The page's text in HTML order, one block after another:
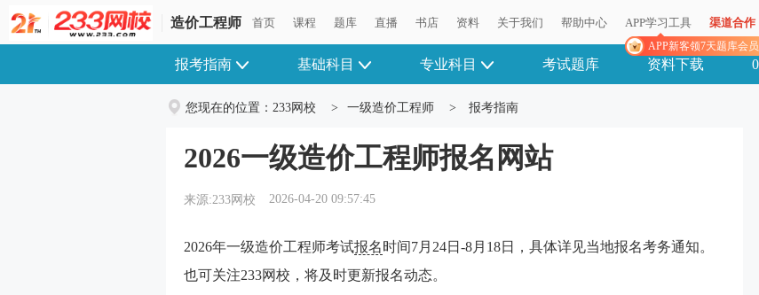
造价工程师 首页 课程 题库 直播 书店 资料 关于我们 帮助中心 APP学习工具
APP新客领7天题库会员
渠道合作
报考指南 基础科目 专业科目 考试题库 资料下载
您现在的位置： 233网校 > 一级造价工程师 > 报考指南
2026一级造价工程师报名网站
来源:233网校 2026-04-20 09:57:45
2026年一级造价工程师考试报名时间7月24日-8月18日，具体详见当地报名考务通知。
也可关注233网校，将及时更新报名动态。